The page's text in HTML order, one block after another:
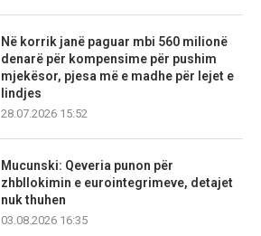
Në korrik janë paguar mbi 560 milionë
denarë për kompensime për pushim
mjekësor, pjesa më e madhe për lejet e
lindjes
28.07.2026 15:52
Mucunski: Qeveria punon për
zhbllokimin e eurointegrimeve, detajet
nuk thuhen
03.08.2026 16:35